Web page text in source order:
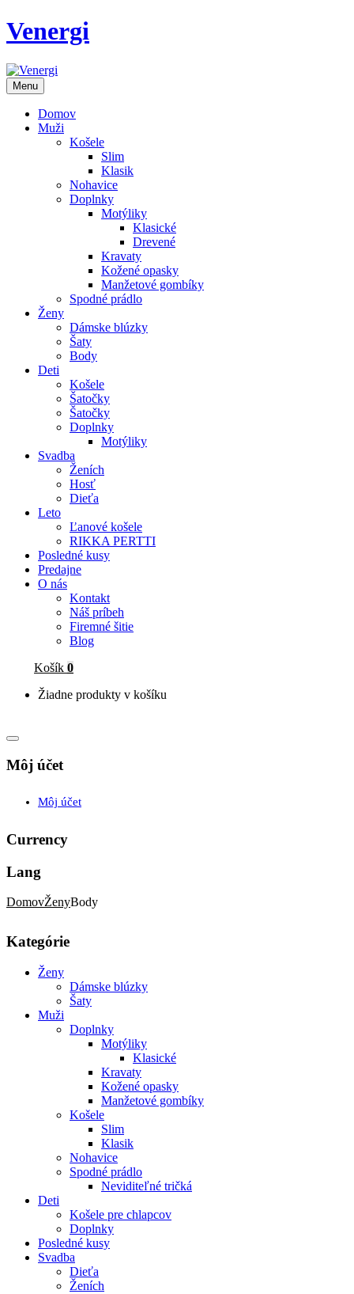
Venergi
Menu
Domov
Muži
Košele
Slim
Klasik
Nohavice
Doplnky
Motýliky
Klasické
Drevené
Kravaty
Kožené opasky
Manžetové gombíky
Spodné prádlo
Ženy
Dámske blúzky
Šaty
Body
Deti
Košele
Šatočky
Šatočky
Doplnky
Motýliky
Svadba
Ženích
Hosť
Dieťa
Leto
Ľanové košele
RIKKA PERTTI
Posledné kusy
Predajne
O nás
Kontakt
Náš príbeh
Firemné šitie
Blog
Košík 0
Žiadne produkty v košíku
Môj účet
Môj účet
Currency
Lang
DomovŽenyBody
Kategórie
Ženy
Dámske blúzky
Šaty
Muži
Doplnky
Motýliky
Klasické
Kravaty
Kožené opasky
Manžetové gombíky
Košele
Slim
Klasik
Nohavice
Spodné prádlo
Neviditeľné tričká
Deti
Košele pre chlapcov
Doplnky
Posledné kusy
Svadba
Dieťa
Ženích